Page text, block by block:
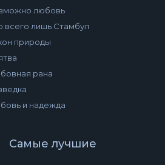
любовь
всего лишь Стамбул
природы
рана
и надежда
Самые лучшие